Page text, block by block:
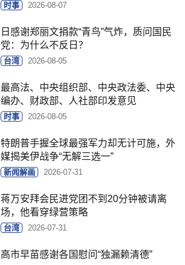
时事 2026-08-07
日感谢郑丽文捐款“青鸟”气炸，质问国民
党：为什么不反日？
台湾 2026-08-05
最高法、中央组织部、中央政法委、中央
编办、财政部、人社部印发意见
时事 2026-08-05
特朗普手握全球最强军力却无计可施，外
媒揭美伊战争“无解三选一”
新闻解画 2026-07-31
蒋万安拜会民进党团不到20分钟被请离
场，他看穿绿营策略
台湾 2026-07-31
高市早苗感谢各国慰问“独漏赖清德”